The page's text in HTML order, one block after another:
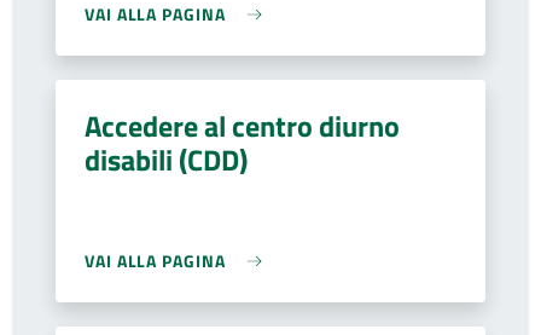
VAI ALLA PAGINA
Accedere al centro diurno
disabili (CDD)
VAI ALLA PAGINA